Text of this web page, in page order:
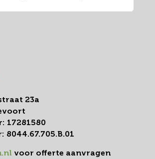
23a
17281580
8044.67.705.B.01
voor offerte aanvragen